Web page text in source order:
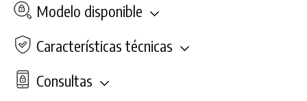
Modelo disponible
Características técnicas
Consultas